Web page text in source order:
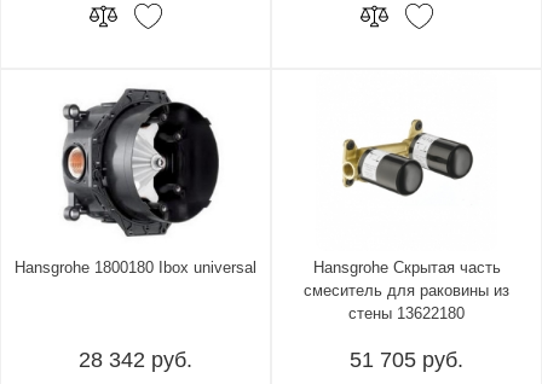
Hansgrohe 1800180 Ibox universal
28 342 руб.
Hansgrohe Скрытая часть
смеситель для раковины из
стены 13622180
51 705 руб.